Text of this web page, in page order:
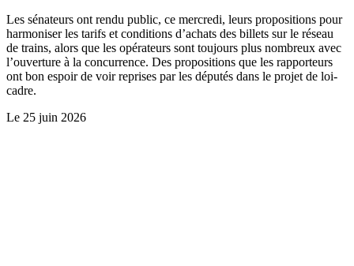
Les sénateurs ont rendu public, ce mercredi, leurs propositions pour
harmoniser les tarifs et conditions d’achats des billets sur le réseau
de trains, alors que les opérateurs sont toujours plus nombreux avec
l’ouverture à la concurrence. Des propositions que les rapporteurs
ont bon espoir de voir reprises par les députés dans le projet de loi-
cadre.
Le 25 juin 2026